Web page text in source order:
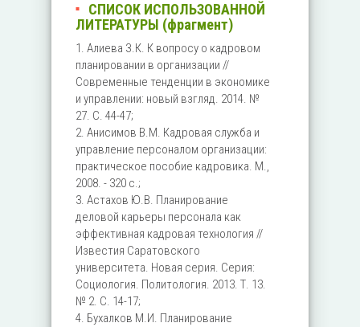
СПИСОК ИСПОЛЬЗОВАННОЙ
ЛИТЕРАТУРЫ (фрагмент)
1. Алиева З.К. К вопросу о кадровом
планировании в организации //
Современные тенденции в экономике
и управлении: новый взгляд. 2014. №
27. С. 44-47;
2. Анисимов В.М. Кадровая служба и
управление персоналом организации:
практическое пособие кадровика. М.,
2008. - 320 с.;
3. Астахов Ю.В. Планирование
деловой карьеры персонала как
эффективная кадровая технология //
Известия Саратовского
университета. Новая серия. Серия:
Социология. Политология. 2013. Т. 13.
№ 2. С. 14-17;
4. Бухалков М.И. Планирование